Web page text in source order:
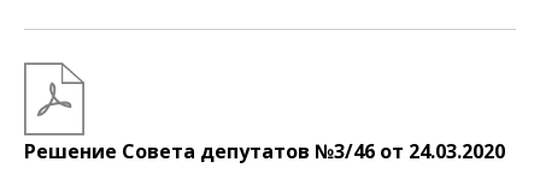
Решение Совета депутатов №3/46 от 24.03.2020